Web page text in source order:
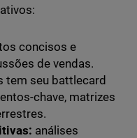
concisos e
de vendas.
tem seu battlecard
chave, matrizes
análises